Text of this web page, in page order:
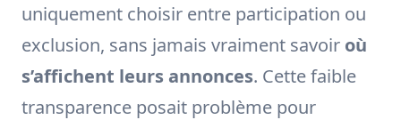
uniquement choisir entre participation ou
exclusion, sans jamais vraiment savoir où
s’affichent leurs annonces. Cette faible
transparence posait problème pour